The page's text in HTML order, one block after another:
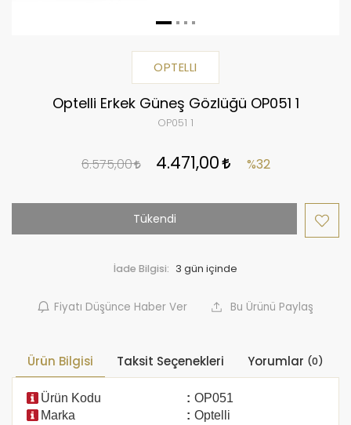
OPTELLI
Optelli Erkek Güneş Gözlüğü OP051 1
OP051 1
6.575,00 4.471,00 %32
Tükendi
İade Bilgisi:
Fiyatı Düşünce Haber Ver Bu Ürünü Paylaş
Ürün Bilgisi Taksit Seçenekleri Yorumlar (0)
Ürün Kodu : OP051
Marka
: Optelli